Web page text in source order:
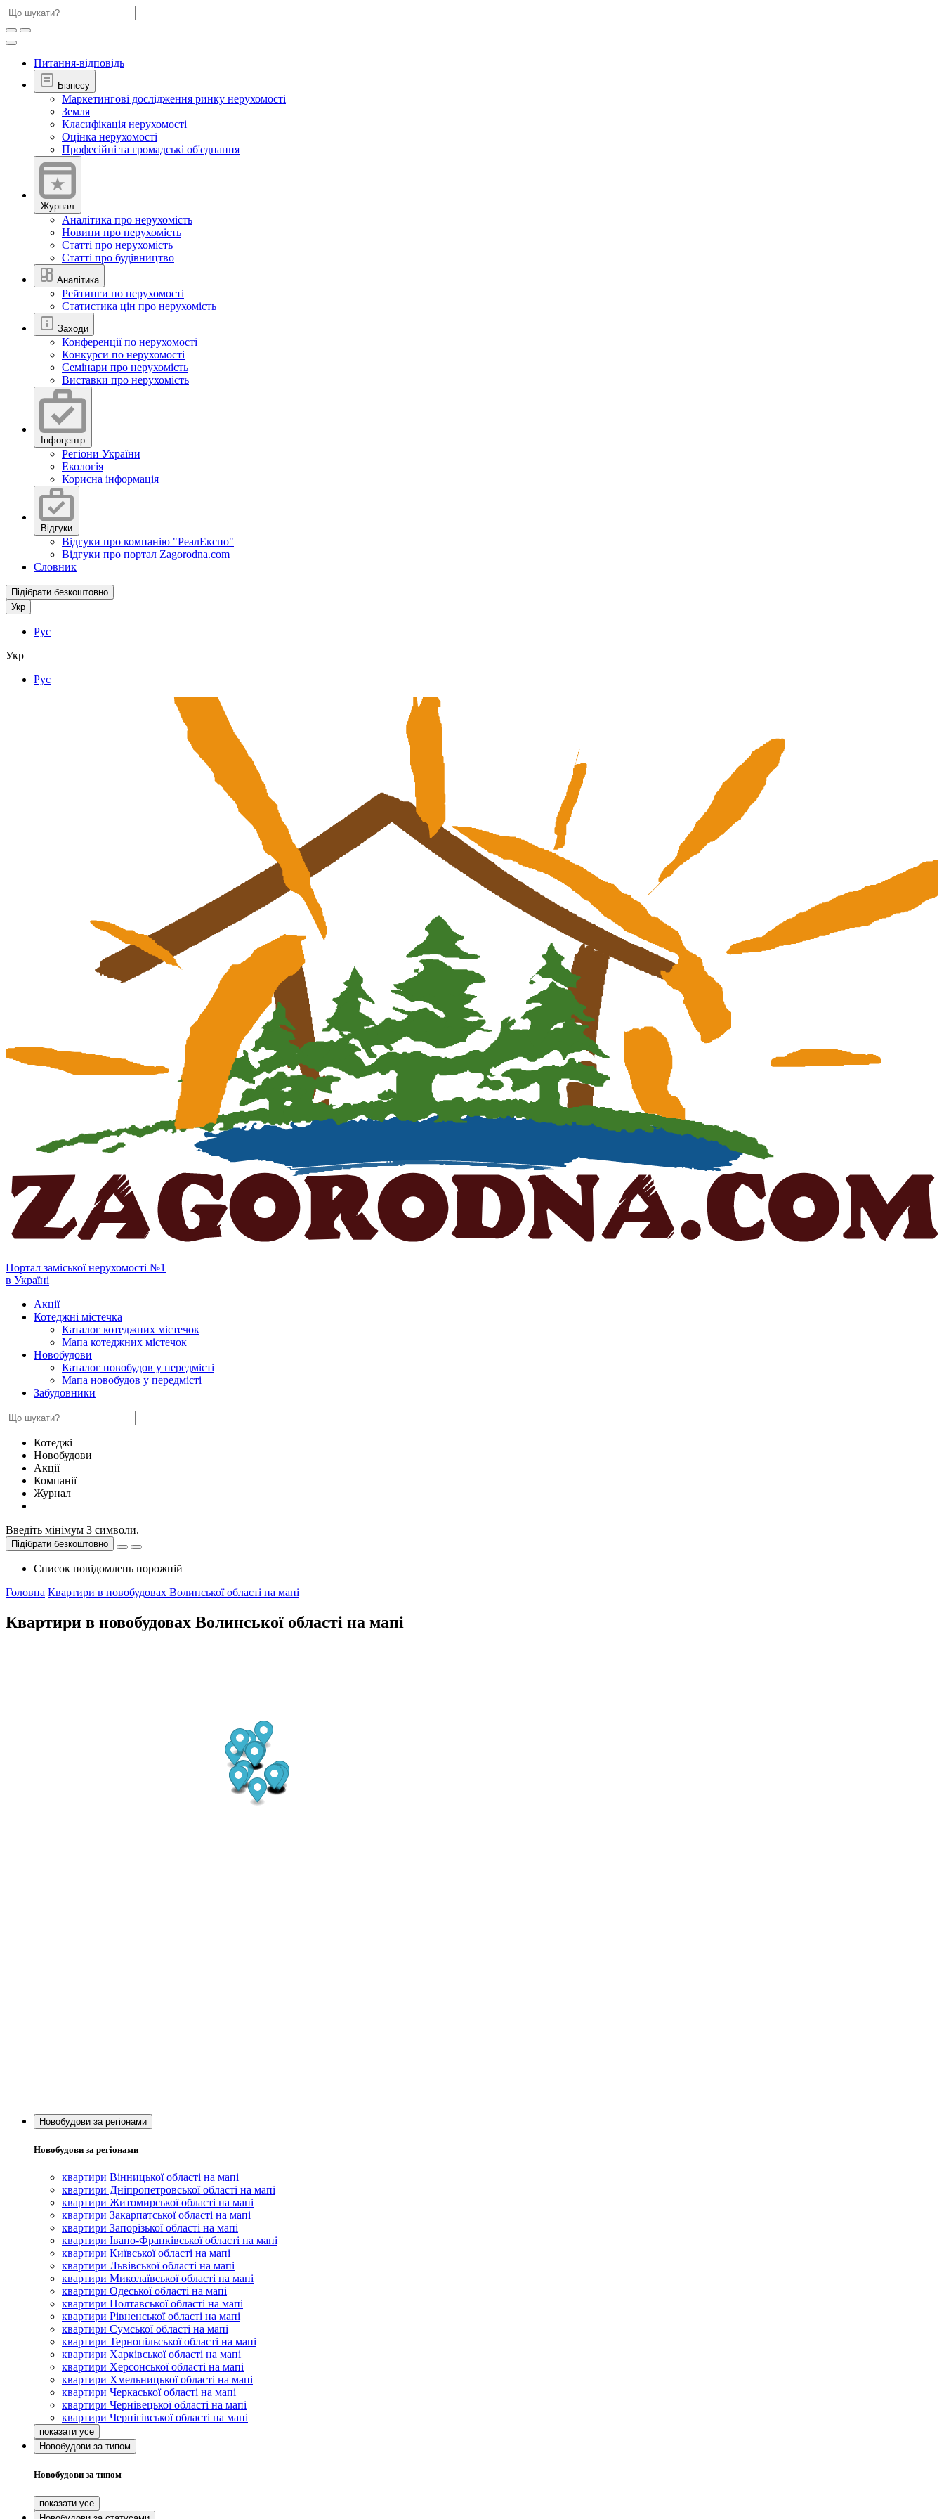
Питання-відповідь
Бізнесу
Маркетингові дослідження ринку нерухомості
Земля
Класифікація нерухомості
Оцінка нерухомості
Професійні та громадські об'єднання
Журнал
Аналітика про нерухомість
Новини про нерухомість
Статті про нерухомість
Статті про будівництво
Аналітика
Рейтинги по нерухомості
Статистика цін про нерухомість
Заходи
Конференції по нерухомості
Конкурси по нерухомості
Семінари про нерухомість
Виставки про нерухомість
Інфоцентр
Регіони України
Екологія
Корисна інформація
Відгуки
Відгуки про компанію "РеалЕкспо"
Відгуки про портал Zagorodna.com
Словник
Підібрати безкоштовно
Укр
Рус
Укр
Рус
Портал заміської нерухомості №1
в Україні
Акції
Котеджні містечка
Каталог котеджних містечок
Мапа котеджних містечок
Новобудови
Каталог новобудов у передмісті
Мапа новобудов у передмісті
Забудовники
Котеджі
Новобудови
Акції
Компанії
Журнал
Введіть мінімум 3 символи.
Підібрати безкоштовно
Список повідомлень порожній
Головна Квартири в новобудовах Волинської області на мапі
Квартири в новобудовах Волинської області на мапі
Новобудови за регіонами
Новобудови за регіонами
квартири Вінницької області на мапі
квартири Дніпропетровської області на мапі
квартири Житомирської області на мапі
квартири Закарпатської області на мапі
квартири Запорізької області на мапі
квартири Івано-Франківської області на мапі
квартири Київської області на мапі
квартири Львівської області на мапі
квартири Миколаївської області на мапі
квартири Одеської області на мапі
квартири Полтавської області на мапі
квартири Рівненської області на мапі
квартири Сумської області на мапі
квартири Тернопільської області на мапі
квартири Харківської області на мапі
квартири Херсонської області на мапі
квартири Хмельницької області на мапі
квартири Черкаської області на мапі
квартири Чернівецької області на мапі
квартири Чернігівської області на мапі
Новобудови за типом
Новобудови за типом